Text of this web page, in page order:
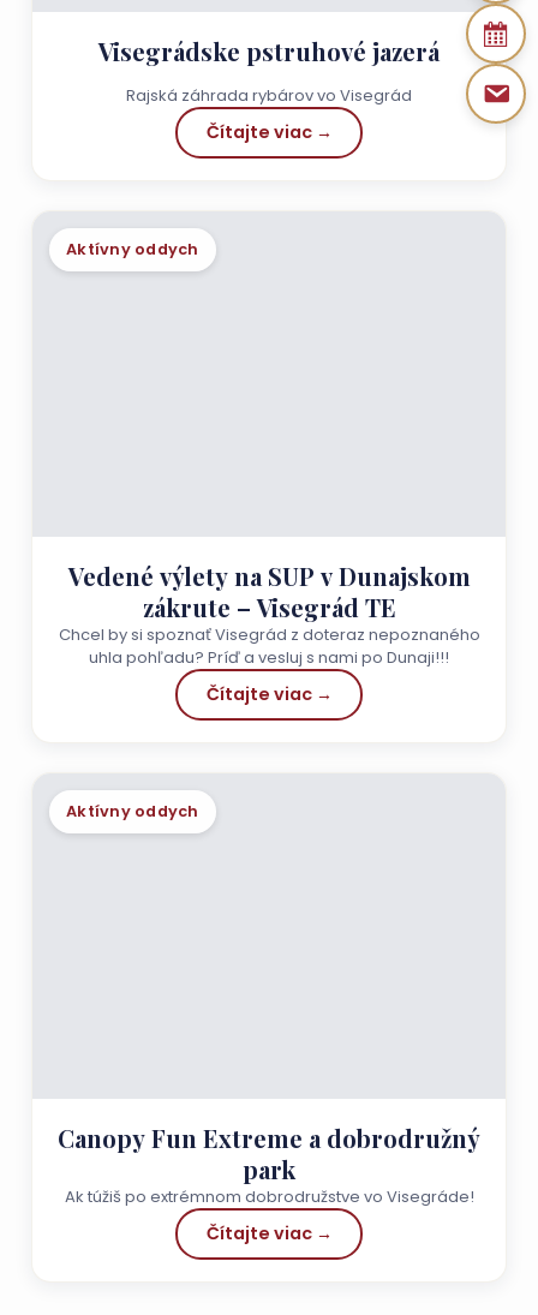
Visegrádske pstruhové jazerá
Rajská záhrada rybárov vo Visegrád
Čítajte viac →
Aktívny oddych
Vedené výlety na SUP v Dunajskom
zákrute – Visegrád TE
Chcel by si spoznať Visegrád z doteraz nepoznaného
uhla pohľadu? Príď a vesluj s nami po Dunaji!!!
Čítajte viac →
Aktívny oddych
Canopy Fun Extreme a dobrodružný
park
Ak túžiš po extrémnom dobrodružstve vo Visegráde!
Čítajte viac →